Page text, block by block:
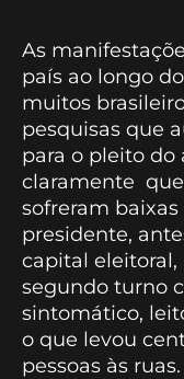
As
país ao longo
muitos
pesquisas que
para o pleito
claramente
sofreram
presidente,
capital eleitoral,
segundo turno
sintomático,
o que levou
pessoas às